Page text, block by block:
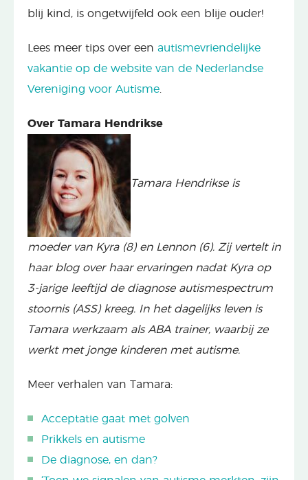
blij kind, is ongetwijfeld ook een blije ouder!
Lees meer tips over een autismevriendelijke
vakantie op de website van de Nederlandse
Vereniging voor Autisme
Over Tamara Hendrikse
Tamara Hendrikse is
moeder van Kyra (8) en Lennon (6). Zij vertelt in
haar blog over haar ervaringen nadat Kyra op
3-jarige leeftijd de diagnose autismespectrum
stoornis (ASS) kreeg. In het dagelijks leven is
Tamara werkzaam als ABA trainer, waarbij ze
werkt met jonge kinderen met autisme.
Meer verhalen van Tamara:
Acceptatie gaat met golven
Prikkels en autisme
De diagnose, en dan?